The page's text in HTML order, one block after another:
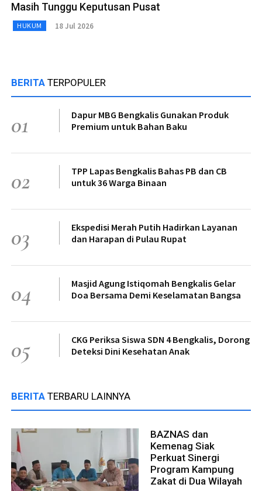
Masih Tunggu Keputusan Pusat
HUKUM 18 Jul 2026
BERITA TERPOPULER
01
Dapur MBG Bengkalis Gunakan Produk
Premium untuk Bahan Baku
02
TPP Lapas Bengkalis Bahas PB dan CB
untuk 36 Warga Binaan
03
Ekspedisi Merah Putih Hadirkan Layanan
dan Harapan di Pulau Rupat
04
Masjid Agung Istiqomah Bengkalis Gelar
Doa Bersama Demi Keselamatan Bangsa
05
CKG Periksa Siswa SDN 4 Bengkalis, Dorong
Deteksi Dini Kesehatan Anak
BERITA TERBARU LAINNYA
BAZNAS dan
Kemenag Siak
Perkuat Sinergi
Program Kampung
Zakat di Dua Wilayah